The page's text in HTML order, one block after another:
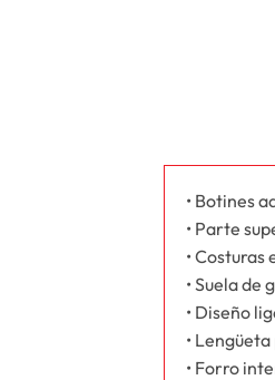
• Botines
• Parte
•
• Suela
• Diseño
•
• Forro